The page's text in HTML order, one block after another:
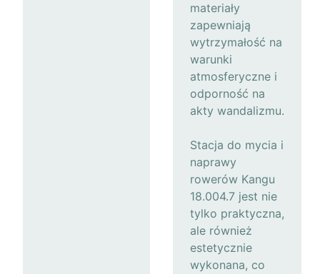
materiały
zapewniają
wytrzymałość na
warunki
atmosferyczne i
odporność na
akty wandalizmu.
Stacja do mycia i
naprawy
rowerów Kangu
18.004.7 jest nie
tylko praktyczna,
ale również
estetycznie
wykonana, co